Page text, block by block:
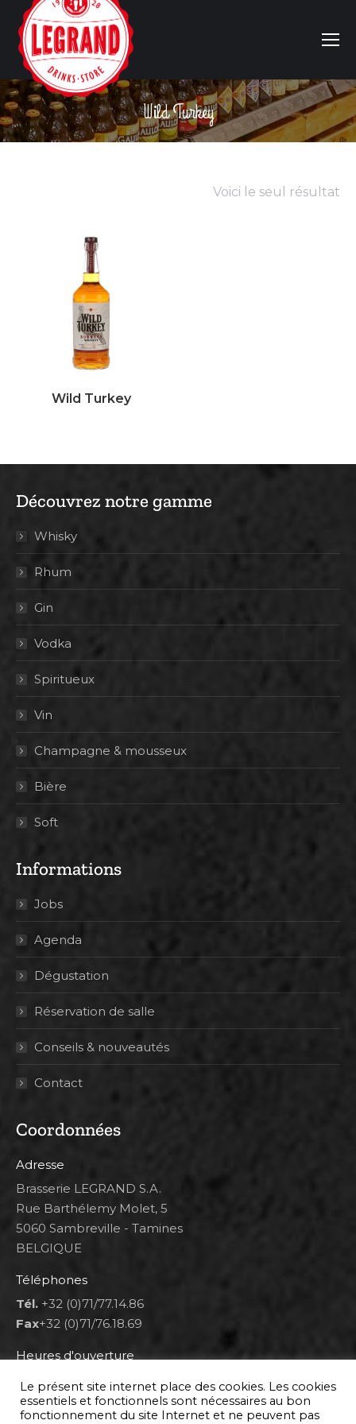
Wild Turkey
Vous êtes ici :
Voici le seul résultat
Wild Turkey
Découvrez notre gamme
Whisky
Rhum
Gin
Vodka
Spiritueux
Vin
Champagne & mousseux
Bière
Soft
Informations
Jobs
Agenda
Dégustation
Réservation de salle
Conseils & nouveautés
Contact
Coordonnées
Adresse
Brasserie LEGRAND S.A.
Rue Barthélemy Molet, 5
5060 Sambreville - Tamines
BELGIQUE
Téléphones
Tél. +32 (0)71/77.14.86
Fax+32 (0)71/76.18.69
Heures d'ouverture
Lun 8h00-12h00 et 12h30-14h30
Mar au ven 8h00-12h00 et 12h30-17h00
Sam 9h00-16h00
Le présent site internet place des cookies. Les cookies
essentiels et fonctionnels sont nécessaires au bon
fonctionnement du site Internet et ne peuvent pas